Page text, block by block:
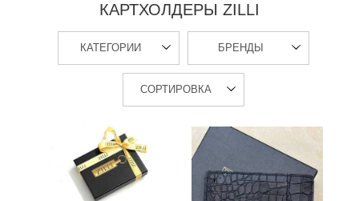
КАРТХОЛДЕРЫ ZILLI
КАТЕГОРИИ БРЕНДЫ
СОРТИРОВКА